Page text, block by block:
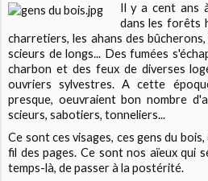
Il y a cent ans
dans les forêts
charretiers, les ahans des
scieurs de longs... Des fumées
charbon et des feux de diverses
ouvriers sylvestres. A cette
presque, oeuvraient bon nombre
scieurs, sabotiers, tonneliers...
Ce sont ces visages, ces gens du
fil des pages. Ce sont nos aïeux qui
temps-là, de passer à la postérité.